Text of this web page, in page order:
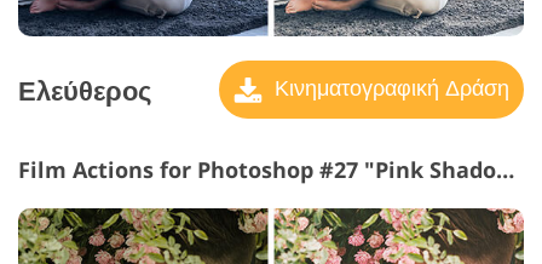
Ελεύθερος Κινηματογραφική Δράση
Film Actions for Photoshop #27 "Pink Shadow"